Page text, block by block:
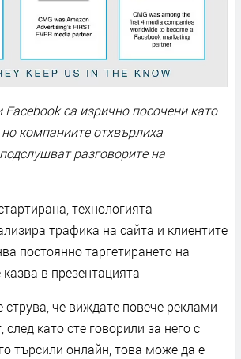
Facebook са изрично посочени като
но компаниите отхвърлиха
разговорите на
технологията
трафика на сайта и клиентите
постоянно таргетирането на
казва в презентацията
струва, че виждате повече реклами
след като сте говорили за него с
търсили онлайн, това може да е